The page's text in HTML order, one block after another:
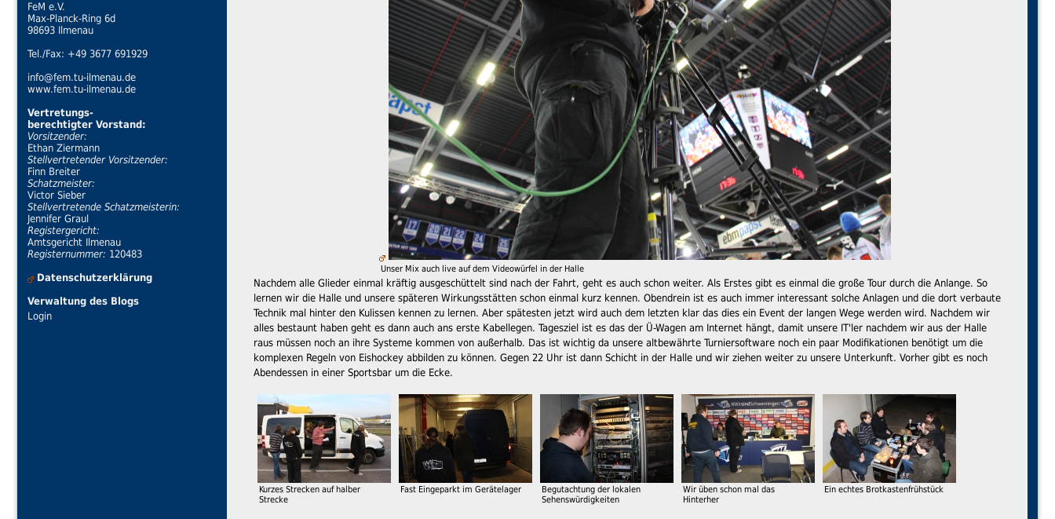
FeM e.V.
Max-Planck-Ring 6d
98693 Ilmenau
Tel./Fax: +49 3677 691929
info@fem.tu-ilmenau.de
www.fem.tu-ilmenau.de
Vertretungs-
berechtigter Vorstand:
Vorsitzender:
Ethan Ziermann
Stellvertretender Vorsitzender:
Finn Breiter
Schatzmeister:
Victor Sieber
Stellvertretende Schatzmeisterin:
Jennifer Graul
Registergericht:
Amtsgericht Ilmenau
Registernummer: 120483
Datenschutzerklärung
Verwaltung des Blogs
Login
Unser Mix auch live auf dem Videowürfel in der Halle
Nachdem alle Glieder einmal kräftig ausgeschüttelt sind nach der Fahrt, geht es auch schon weiter. Als Erstes gibt es einmal die große Tour durch die Anlange. So
lernen wir die Halle und unsere späteren Wirkungsstätten schon einmal kurz kennen. Obendrein ist es auch immer interessant solche Anlagen und die dort verbaute
Technik mal hinter den Kulissen kennen zu lernen. Aber spätesten jetzt wird auch dem letzten klar das dies ein Event der langen Wege werden wird. Nachdem wir
alles bestaunt haben geht es dann auch ans erste Kabellegen. Tagesziel ist es das der Ü-Wagen am Internet hängt, damit unsere IT'ler nachdem wir aus der Halle
raus müssen noch an ihre Systeme kommen von außerhalb. Das ist wichtig da unsere altbewährte Turniersoftware noch ein paar Modifikationen benötigt um die
komplexen Regeln von Eishockey abbilden zu können. Gegen 22 Uhr ist dann Schicht in der Halle und wir ziehen weiter zu unsere Unterkunft. Vorher gibt es noch
Abendessen in einer Sportsbar um die Ecke.
Kurzes Strecken auf halber
Strecke
Fast Eingeparkt im Gerätelager
Begutachtung der lokalen
Sehenswürdigkeiten
Wir üben schon mal das
Hinterher
Ein echtes Brotkastenfrühstück